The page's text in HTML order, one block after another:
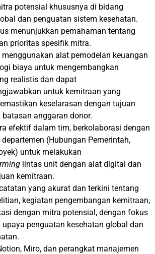
potensial khususnya di bidang
dan penguatan sistem kesehatan.
menunjukkan pemahaman tentang
prioritas spesifik mitra.
alat pemodelan keuangan
biaya untuk mengembangkan
realistis dan dapat
untuk kemitraan yang
keselarasan dengan tujuan
anggaran donor.
efektif dalam tim, berkolaborasi dengan
(Hubungan Pemerintah,
untuk melakukan
lintas unit dengan alat digital dan
kemitraan.
yang akurat dan terkini tentang
kegiatan pengembangan kemitraan,
dengan mitra potensial, dengan fokus
upaya penguatan kesehatan global dan
Miro, dan perangkat manajemen